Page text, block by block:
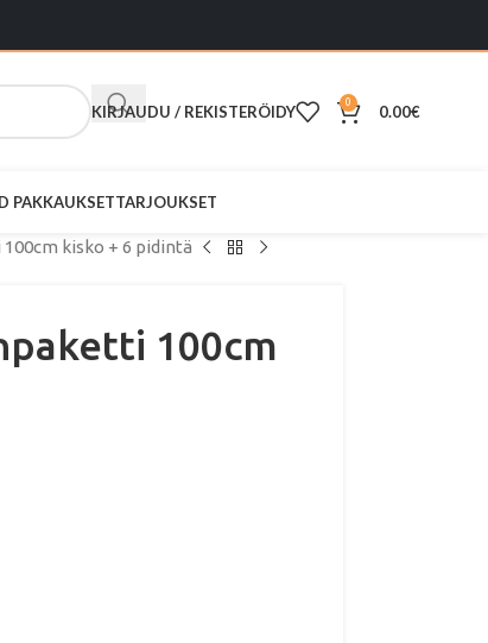
KIRJAUDU / REKISTERÖIDY 0 0.00€
PAKKAUKSETTARJOUKSET
kisko + 6 pidintä
100cm